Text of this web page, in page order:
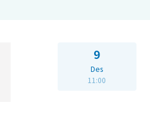
9
Des
11:00